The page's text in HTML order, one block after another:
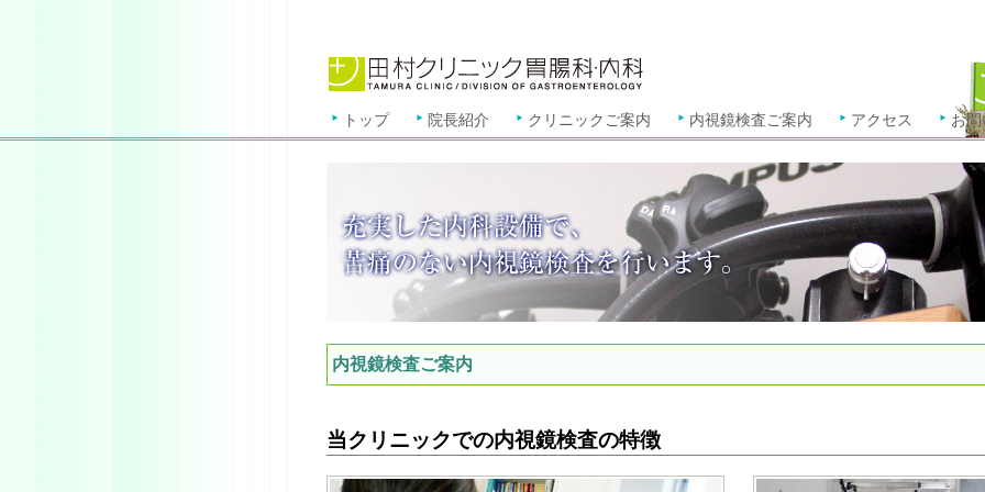
トップ 院長紹介 クリニックご案内 内視鏡検査ご案内 アクセス お
内視鏡検査ご案内
当クリニックでの内視鏡検査の特徴